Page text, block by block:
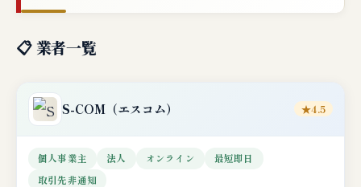
📋 業者一覧
S-COM （エスコム） ★4.5
個人事業主 法人 オンライン
最短即日
取引先非通知